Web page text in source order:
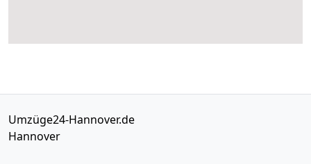
Umzüge24-Hannover.de
Hannover